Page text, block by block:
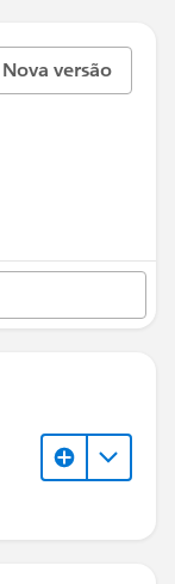
Nova versão